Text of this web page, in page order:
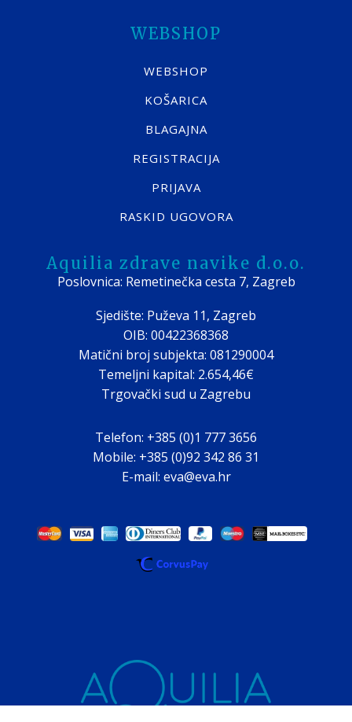
WEBSHOP
WEBSHOP
KOŠARICA
BLAGAJNA
REGISTRACIJA
PRIJAVA
RASKID UGOVORA
Aquilia zdrave navike d.o.o.
Poslovnica: Remetinečka cesta 7, Zagreb
Sjedište: Puževa 11, Zagreb
OIB: 00422368368
Matični broj subjekta: 081290004
Temeljni kapital: 2.654,46€
Trgovački sud u Zagrebu
Telefon: +385 (0)1 777 3656
Mobile: +385 (0)92 342 86 31
E-mail: eva@eva.hr